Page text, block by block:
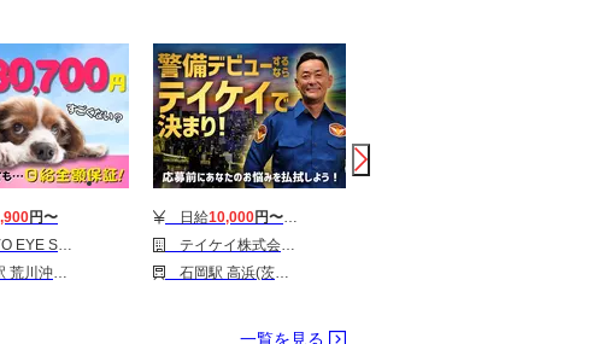
円〜
警備_日勤_土浦エリア
沖駅 神立駅
日給10,000円〜12,000
テイケイ株式会社 土浦支社 石岡・高浜(茨城)エリア
石岡駅 高浜(茨城)駅
一覧を見る